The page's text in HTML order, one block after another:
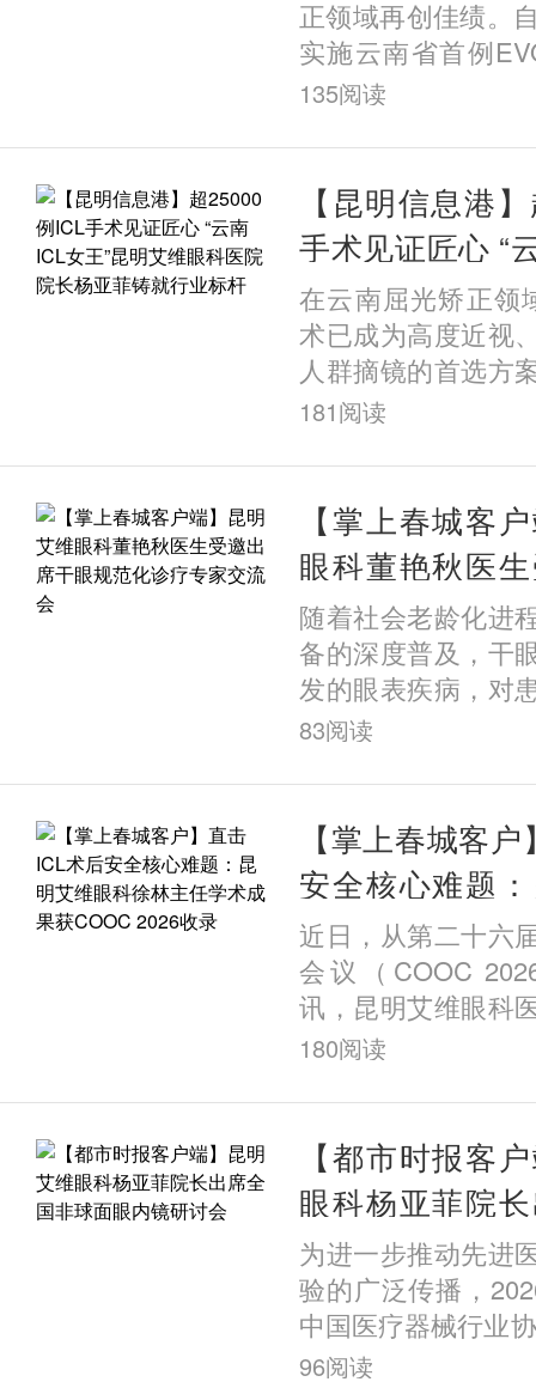
正领域再创佳绩。
实施云南省首例
植入近视手术以来
破这一数量的眼科
沿技术，为何能在
城昆明实现规模化
访发现，答案藏在
院二十六年的深耕
135阅读
【昆明信息港
手术见证匠心 “
明艾维眼科医
就行业标杆
在云南屈光矫正领
术已成为高度近视
人群摘镜的首选方
术领域的标杆人物
——昆明艾维眼科
她也被大家亲切誉
181阅读
【掌上春城客
眼科董艳秋医
规范化诊疗专家
随着社会老龄化进
备的深度普及，干
发的眼表疾病，对
严重威胁。3月21
开。来自云南、贵
权威专家齐聚一堂
围绕干眼热点话
话，共探基于睑板
干预策略，为突破
共识。
83阅读
【掌上春城客
安全核心难题
徐林主任学术
2026收录
近日，从第二十六
会议（COOC
讯，昆明艾维眼科
主任徐林领衔撰写
关性分析》，经过
格评审，成功收录
这一成果不仅展现
临床科研能力，更
科屈光科在ICL晶
预测与全流程安全
180阅读
【都市时报客
眼科杨亚菲院
面眼内镜研讨会
为进一步推动先进
验的广泛传播，
中国医疗器械行业
眼内镜临床应用交
96阅读